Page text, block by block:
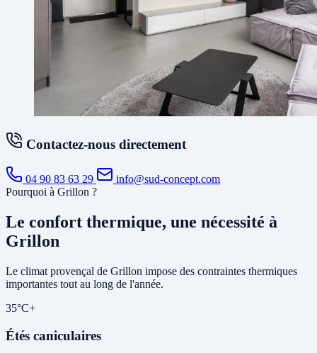
Contactez-nous directement
04 90 83 63 29
info@sud-concept.com
Pourquoi à Grillon ?
Le confort thermique, une nécessité à
Grillon
Le climat provençal de Grillon impose des contraintes thermiques
importantes tout au long de l'année.
35°C+
Étés caniculaires